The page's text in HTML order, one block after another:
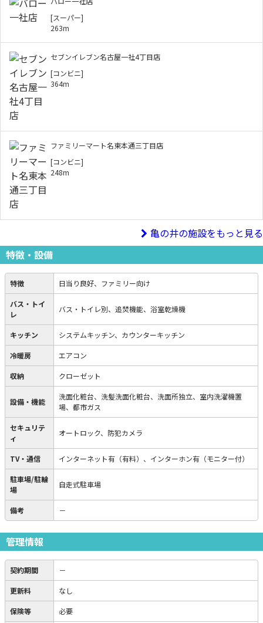
[スーパー]
263m
セブンイレブン名古屋一社4丁目店
[コンビニ]
364m
ファミリーマート名東本通三丁目店
[コンビニ]
248m
亀の井の施設をもっと見る
特徴・設備
特徴 日当り良好、ファミリー向け
バス・トイ
レ
バス・トイレ別、追焚機能、浴室乾燥機
キッチン システムキッチン、カウンターキッチン
冷暖房 エアコン
収納 クローゼット
設備・機能
洗面化粧台、洗髪洗面化粧台、洗面所独立、室内洗濯機置
場、都市ガス
セキュリテ
ィ
オートロック、防犯カメラ
TV・通信 インターネット有（有料）、インターホン有（モニター付）
駐車場/駐輪
場
自走式駐車場
備考 －
管理情報
契約期間 －
更新料 なし
保険等 必要